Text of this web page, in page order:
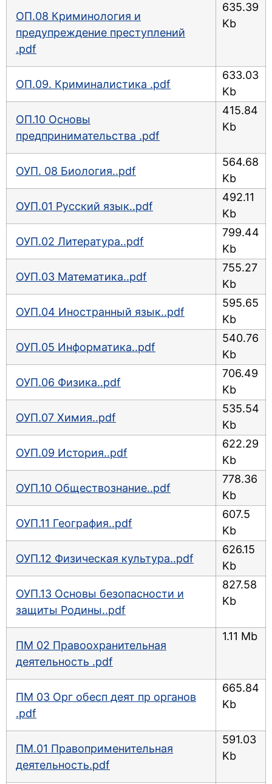
ОП.08 Криминология и
предупреждение преступлений
.pdf
635.39
Kb
ОП.09. Криминалистика .pdf
633.03
Kb
ОП.10 Основы
предпринимательства .pdf
415.84
Kb
ОУП. 08 Биология..pdf
564.68
Kb
ОУП.01 Русский язык..pdf
492.11
Kb
ОУП.02 Литература..pdf
799.44
Kb
ОУП.03 Математика..pdf
755.27
Kb
ОУП.04 Иностранный язык..pdf
595.65
Kb
ОУП.05 Информатика..pdf
540.76
Kb
ОУП.06 Физика..pdf
706.49
Kb
ОУП.07 Химия..pdf
535.54
Kb
ОУП.09 История..pdf
622.29
Kb
ОУП.10 Обществознание..pdf
778.36
Kb
ОУП.11 География..pdf
607.5
Kb
ОУП.12 Физическая культура..pdf
626.15
Kb
ОУП.13 Основы безопасности и
защиты Родины..pdf
827.58
Kb
ПМ 02 Правоохранительная
деятельность .pdf
1.11 Mb
ПМ 03 Орг обесп деят пр органов
.pdf
665.84
Kb
ПМ.01 Правоприменительная
деятельность.pdf
591.03
Kb